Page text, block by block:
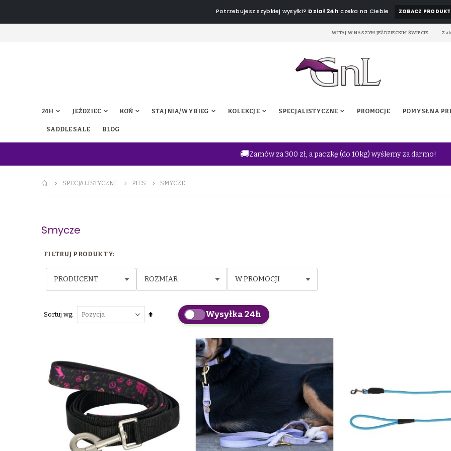
Potrzebujesz szybkiej wysyłki? Dział 24h czeka na Ciebie ZOBACZ
WITAJ W NASZYM JEŹDZIECKIM ŚWIECIE
24H JEŹDZIEC KOŃ STAJNIA/WYBIEG KOLEKCJE SPECJALISTYCZNE PROMOCJE POMYSŁ NA
SADDLE SALE BLOG
🚚Zamów za 300 zł, a paczkę (do 10kg) wyślemy za darmo!
SPECJALISTYCZNE PIES SMYCZE
Smycze
PRODUCENT ROZMIAR W PROMOCJI
Sortuj wg
Ustaw
Wysyłka 24h